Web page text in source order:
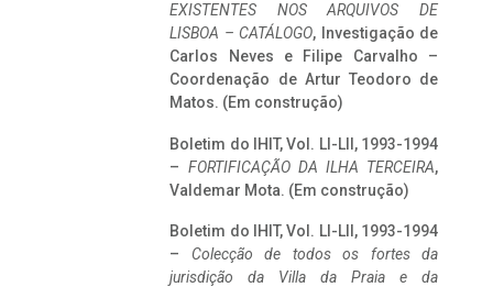
EXISTENTES NOS ARQUIVOS DE
LISBOA – CATÁLOGO, Investigação de
Carlos Neves e Filipe Carvalho –
Coordenação de Artur Teodoro de
Matos. (Em construção)
Boletim do IHIT, Vol. LI-LII, 1993-1994
– FORTIFICAÇÃO DA ILHA TERCEIRA,
Valdemar Mota. (Em construção)
Boletim do IHIT, Vol. LI-LII, 1993-1994
– Colecção de todos os fortes da
jurisdição da Villa da Praia e da